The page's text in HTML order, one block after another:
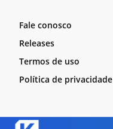
Fale conosco
Releases
Termos de uso
Política de privacidade